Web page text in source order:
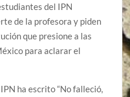
del IPN
de la profesora y piden
que presione a las
para aclarar el
ha escrito “No falleció,